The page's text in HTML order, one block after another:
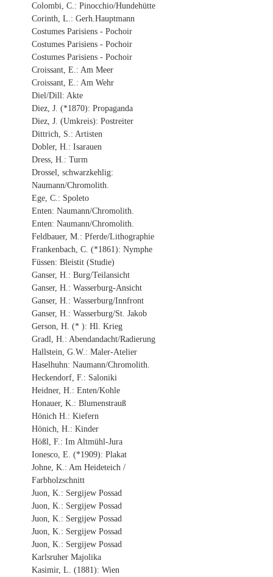
Colombi, C.: Pinocchio/Hundehütte
Corinth, L.: Gerh.Hauptmann
Costumes Parisiens - Pochoir
Costumes Parisiens - Pochoir
Costumes Parisiens - Pochoir
Croissant, E.: Am Meer
Croissant, E.: Am Wehr
Diel/Dill: Akte
Diez, J. (*1870): Propaganda
Diez, J. (Umkreis): Postreiter
Dittrich, S.: Artisten
Dobler, H.: Isarauen
Dress, H.: Turm
Drossel, schwarzkehlig:
Naumann/Chromolith.
Ege, C.: Spoleto
Enten: Naumann/Chromolith.
Enten: Naumann/Chromolith.
Feldbauer, M.: Pferde/Lithographie
Frankenbach, C. (*1861): Nymphe
Füssen: Bleistit (Studie)
Ganser, H.: Burg/Teilansicht
Ganser, H.: Wasserburg-Ansicht
Ganser, H.: Wasserburg/Innfront
Ganser, H.: Wasserburg/St. Jakob
Gerson, H. (* ): Hl. Krieg
Gradl, H.: Abendandacht/Radierung
Hallstein, G.W.: Maler-Atelier
Haselhuhn: Naumann/Chromolith.
Heckendorf, F.: Saloniki
Heidner, H.: Enten/Kohle
Honauer, K.: Blumenstrauß
Hönich H.: Kiefern
Hönich, H.: Kinder
Hößl, F.: Im Altmühl-Jura
Ionesco, E. (*1909): Plakat
Johne, K.: Am Heideteich /
Farbholzschnitt
Juon, K.: Sergijew Possad
Juon, K.: Sergijew Possad
Juon, K.: Sergijew Possad
Juon, K.: Sergijew Possad
Juon, K.: Sergijew Possad
Karlsruher Majolika
Kasimir, L. (1881): Wien